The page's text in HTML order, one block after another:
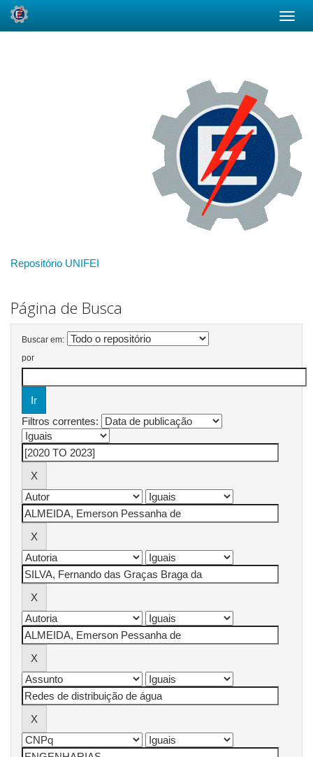
Repositório UNIFEI
Página de Busca
Buscar em:
por
Filtros correntes: